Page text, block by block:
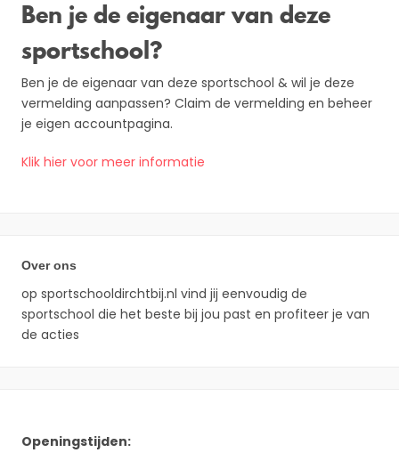
Ben je de eigenaar van deze
sportschool?
Ben je de eigenaar van deze sportschool & wil je deze
vermelding aanpassen? Claim de vermelding en beheer
je eigen accountpagina.
Klik hier voor meer informatie
Over ons
op sportschooldirchtbij.nl vind jij eenvoudig de
sportschool die het beste bij jou past en profiteer je van
de acties
Openingstijden: